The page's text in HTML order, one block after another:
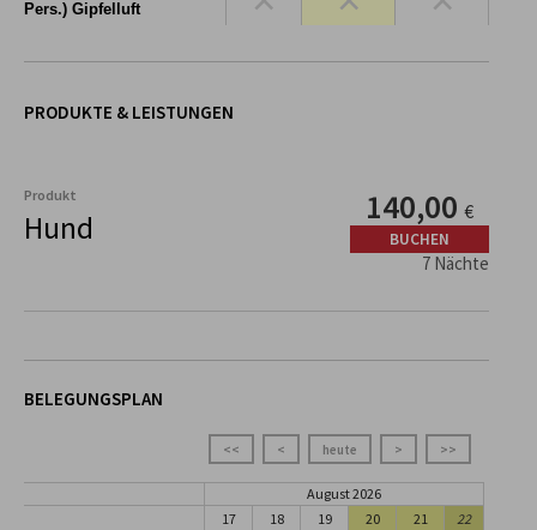
Pers.) Gipfelluft
PRODUKTE & LEISTUNGEN
Produkt
Hund
140,00 €
BUCHEN
7 Nächte
BELEGUNGSPLAN
<< < heute > >>
August 2026
17
18 19 20 21
22